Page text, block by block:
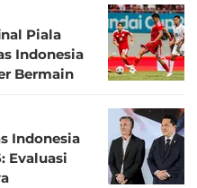
Piala
Indonesia
Bermain
Indonesia
Evaluasi